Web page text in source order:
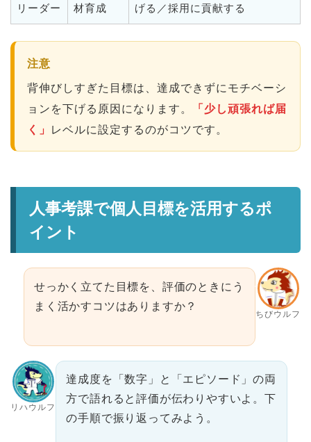
リーダー
材育成
げる／採用に貢献する
注意
背伸びしすぎた目標は、達成できずにモチベーシ
ョンを下げる原因になります。
「少し頑張れば届
く」 レベルに設定するのがコツです。
人事考課で個人目標を活用するポ
イント
ちびウルフ
せっかく立てた目標を、評価のときにう
まく活かすコツはありますか？
リハウルフ
達成度を「数字」と「エピソード」の両
方で語れると評価が伝わりやすいよ。下
の手順で振り返ってみよう。